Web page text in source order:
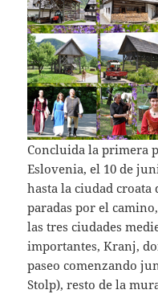
Concluida la primera
Eslovenia, el 10 de
hasta la ciudad croata
paradas por el
las tres ciudades
importantes, Kranj,
paseo comenzando
Stolp), resto de la